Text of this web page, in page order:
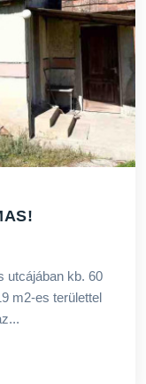
utcájában kb. 60
m2-es területtel